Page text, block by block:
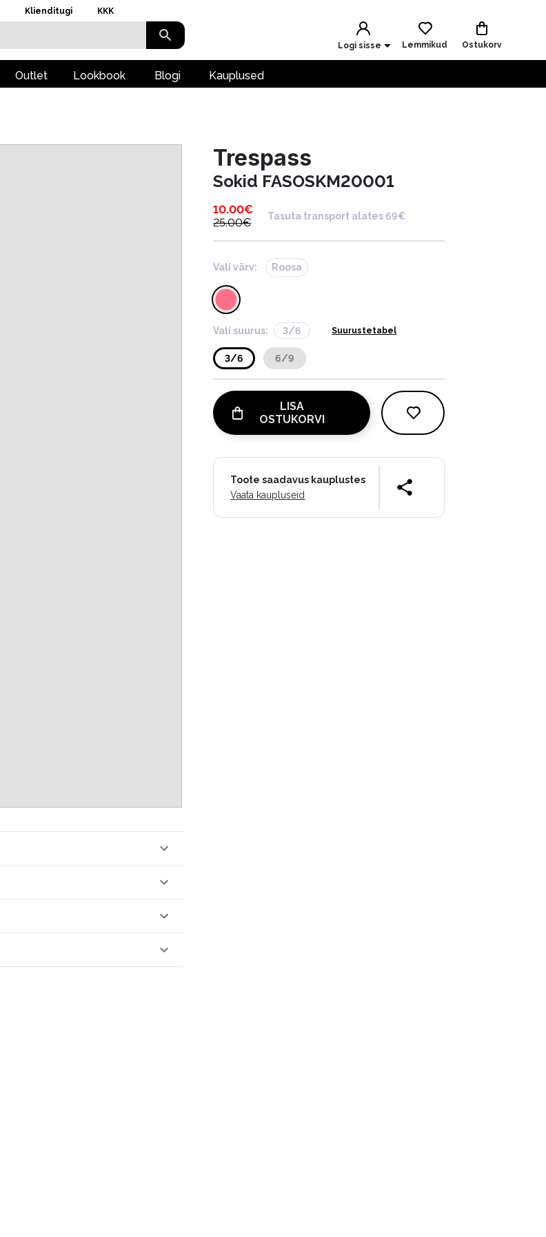
Klienditugi KKK
Logi sisse Lemmikud Ostukorv
Outlet Lookbook Blogi Kauplused
Trespass
Sokid FASOSKM20001
10.00€
25.00€
Tasuta transport alates 69€
Vali värv: Roosa
Vali suurus: 3/6 Suurustetabel
3/6 6/9
LISA
OSTUKORVI
Toote saadavus kauplustes
Vaata kaupluseid